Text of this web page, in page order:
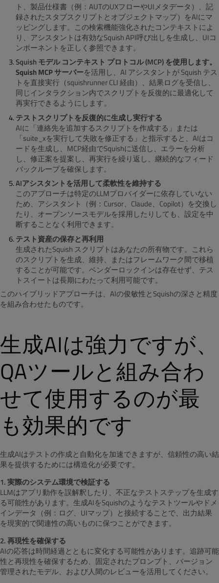
ト、製品仕様書（例：AUTのUXフローやUIメタデータ）、記
録されたスタブスクリプトとオブジェクトマップ）をAIにマ
ッピングします。この検索機能強化されたコンテキストによ
り、アシスタントは有効なSquish API呼び出しを生成し、UIコ
ンポーネントを正しく参照できます。
Squish モデル コンテキスト プロトコル (MCP) を使用します。
Squish MCP サーバーを活用し、AI アシスタントが Squish テス
トを直接実行（squishrunner CLI 経由）、結果ログを受信し、
同じインタラクション内でスクリプトを反復的に最適化して
再実行できるようにします。
テストスクリプトを反復的に生成し実行する
AIに「連絡先を追加するスクリプトを作成する」または
「suite_xを実行して失敗を修正する」と指示すると、AIはコ
ードを生成し、MCP経由でSquishに送信し、エラーを分析
し、修正案を提案し、再実行を繰り返し、継続的なフィード
バックループを確保します。
AIアシスタントを活用して柔軟性を維持する
このアプローチは特定のLLMプロバイダーに依存していない
ため、アシスタント（例：Cursor、Claude、Copilot）を交換し
たり、オープンソースモデルを採用したりしても、設定を中
断することなく利用できます。
テスト資産の保存と再利用
生成されたSquish スクリプトはあなたの所有物です。これら
のスクリプトを生成、維持、またはフレームワーク間で移植
することが可能です。ベンダーロックインは存在せず、テス
トスイートは長期にわたって利用可能です。
このハイブリッドアプローチは、AIの俊敏性とSquishの深さと精度
を組み合わせたものです。
生成AIは強力ですが、
QAツールと組み合わ
せて使用するのが最
も効果的です
生成AIはテストの作成と自動化を加速できますが、信頼性の高い結
果を提供するためには構造化が必要です。
1. 実際のシステム環境で検証する
LLMはアプリ動作を誤解釈したり、不正なテストステップを生成す
る可能性があります。生成AIをSquishのようなテストツールやドメ
インデータ（例：ログ、UIマップ）と接続することで、出力結果
を現実的で関連性の高いものに保つことができます。
2. 再現性を確保する
AIの応答は時間経過とともに変化する可能性があります。追跡可能
性と再現性を確保するため、固定されたプロンプト、バージョン
管理されたモデル、および人間のレビューを活用してください。